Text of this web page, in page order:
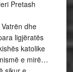
Pretash
dhe
ligjëratës
katolike
e mirë…